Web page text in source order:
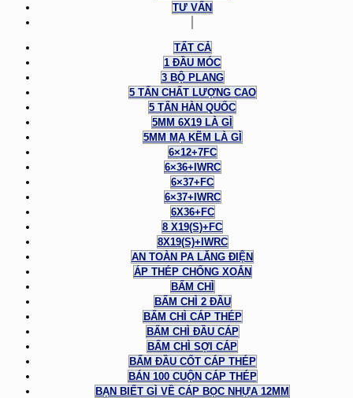
TƯ VẤN
TẤT CẢ
1 ĐẦU MÓC
3 BỘ PLANG
5 TẤN CHẤT LƯỢNG CAO
5 TẤN HÀN QUỐC
5MM 6X19 LÀ GÌ
5MM MẠ KẼM LÀ GÌ
6×12+7FC
6×36+IWRC
6×37+FC
6×37+IWRC
6X36+FC
8 X19(S)+FC
8X19(S)+IWRC
AN TOÀN PA LĂNG ĐIỆN
ÁP THÉP CHỐNG XOẮN
BẤM CHÌ
BẤM CHÌ 2 ĐẦU
BẤM CHÌ CÁP THÉP
BẤM CHÌ ĐẦU CÁP
BẤM CHÌ SỢI CÁP
BẤM ĐẦU CỐT CÁP THÉP
BÁN 100 CUỘN CÁP THÉP
BẠN BIẾT GÌ VỀ CÁP BỌC NHỰA 12MM